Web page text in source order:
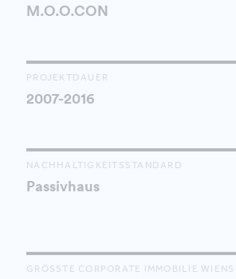
M.O.O.CON
PROJEKTDAUER
2007-2016
NACHHALTIGKEITSSTANDARD
Passivhaus
GRÖSSTE CORPORATE IMMOBILIE WIENS